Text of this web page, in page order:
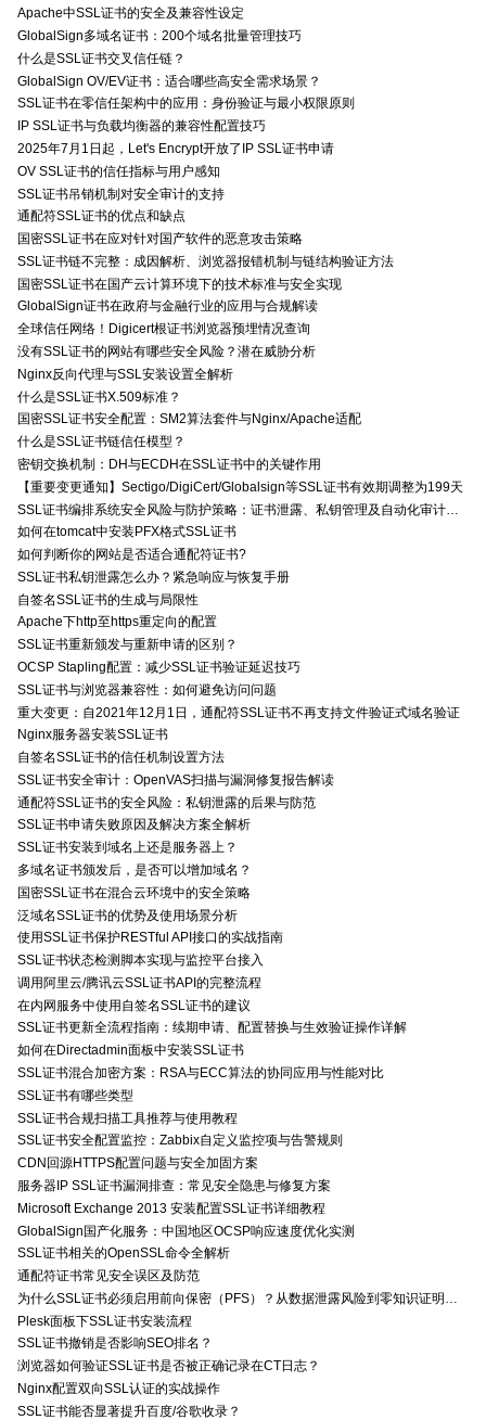
Apache中SSL证书的安全及兼容性设定
GlobalSign多域名证书：200个域名批量管理技巧
什么是SSL证书交叉信任链？
GlobalSign OV/EV证书：适合哪些高安全需求场景？
SSL证书在零信任架构中的应用：身份验证与最小权限原则
IP SSL证书与负载均衡器的兼容性配置技巧
2025年7月1日起，Let's Encrypt开放了IP SSL证书申请
OV SSL证书的信任指标与用户感知
SSL证书吊销机制对安全审计的支持
通配符SSL证书的优点和缺点
国密SSL证书在应对针对国产软件的恶意攻击策略
SSL证书链不完整：成因解析、浏览器报错机制与链结构验证方法
国密SSL证书在国产云计算环境下的技术标准与安全实现
GlobalSign证书在政府与金融行业的应用与合规解读
全球信任网络！Digicert根证书浏览器预埋情况查询
没有SSL证书的网站有哪些安全风险？潜在威胁分析
Nginx反向代理与SSL安装设置全解析
什么是SSL证书X.509标准？
国密SSL证书安全配置：SM2算法套件与Nginx/Apache适配
什么是SSL证书链信任模型？
密钥交换机制：DH与ECDH在SSL证书中的关键作用
【重要变更通知】Sectigo/DigiCert/Globalsign等SSL证书有效期调整为199天
如何在tomcat中安装PFX格式SSL证书
如何判断你的网站是否适合通配符证书?
SSL证书私钥泄露怎么办？紧急响应与恢复手册
自签名SSL证书的生成与局限性
Apache下http至https重定向的配置
SSL证书重新颁发与重新申请的区别？
OCSP Stapling配置：减少SSL证书验证延迟技巧
SSL证书与浏览器兼容性：如何避免访问问题
重大变更：自2021年12月1日，通配符SSL证书不再支持文件验证式域名验证
Nginx服务器安装SSL证书
自签名SSL证书的信任机制设置方法
SSL证书安全审计：OpenVAS扫描与漏洞修复报告解读
通配符SSL证书的安全风险：私钥泄露的后果与防范
SSL证书申请失败原因及解决方案全解析
SSL证书安装到域名上还是服务器上？
多域名证书颁发后，是否可以增加域名？
国密SSL证书在混合云环境中的安全策略
泛域名SSL证书的优势及使用场景分析
使用SSL证书保护RESTful API接口的实战指南
SSL证书状态检测脚本实现与监控平台接入
调用阿里云/腾讯云SSL证书API的完整流程
在内网服务中使用自签名SSL证书的建议
SSL证书更新全流程指南：续期申请、配置替换与生效验证操作详解
如何在Directadmin面板中安装SSL证书
SSL证书混合加密方案：RSA与ECC算法的协同应用与性能对比
SSL证书有哪些类型
SSL证书合规扫描工具推荐与使用教程
SSL证书安全配置监控：Zabbix自定义监控项与告警规则
CDN回源HTTPS配置问题与安全加固方案
服务器IP SSL证书漏洞排查：常见安全隐患与修复方案
Microsoft Exchange 2013 安装配置SSL证书详细教程
GlobalSign国产化服务：中国地区OCSP响应速度优化实测
SSL证书相关的OpenSSL命令全解析
通配符证书常见安全误区及防范
为什么SSL证书必须启用前向保密（PFS）？从数据泄露风险到零知识证明的安全价值分析
Plesk面板下SSL证书安装流程
SSL证书撤销是否影响SEO排名？
浏览器如何验证SSL证书是否被正确记录在CT日志？
Nginx配置双向SSL认证的实战操作
SSL证书能否显著提升百度/谷歌收录？